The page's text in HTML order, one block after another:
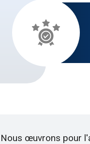
Nous œuvrons pour